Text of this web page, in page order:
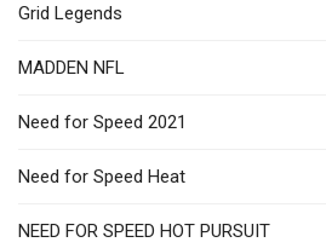
Grid Legends
MADDEN NFL
Need for Speed 2021
Need for Speed Heat
NEED FOR SPEED HOT PURSUIT